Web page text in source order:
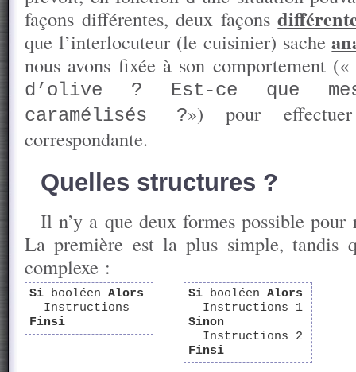
façons différentes, deux façons
que l’interlocuteur (le cuisinier) sache
nous avons fixée à son comportement
d’olive ? Est-ce que
caramélisés ?») pour
correspondante.
Quelles structures ?
Il n’y a que deux formes possible pour
La première est la plus simple, tandis
complexe :
Si booléen Alors
Instructions
Finsi
Si booléen Alors
Instructions 1
Sinon
Instructions 2
Finsi